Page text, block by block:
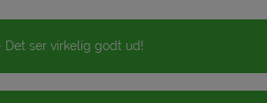
Det ser virkelig godt ud!